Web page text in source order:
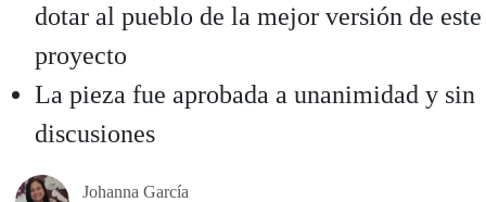
dotar al pueblo de la mejor versión de este
proyecto
La pieza fue aprobada a unanimidad y sin
discusiones
Johanna García